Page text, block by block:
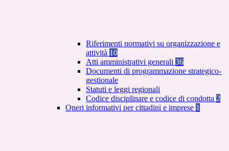
Riferimenti normativi su organizzazione e
attività 10
Atti amministrativi generali 36
Documenti di programmazione strategico-
gestionale
Statuti e leggi regionali
Codice disciplinare e codice di condotta 2
Oneri informativi per cittadini e imprese 1